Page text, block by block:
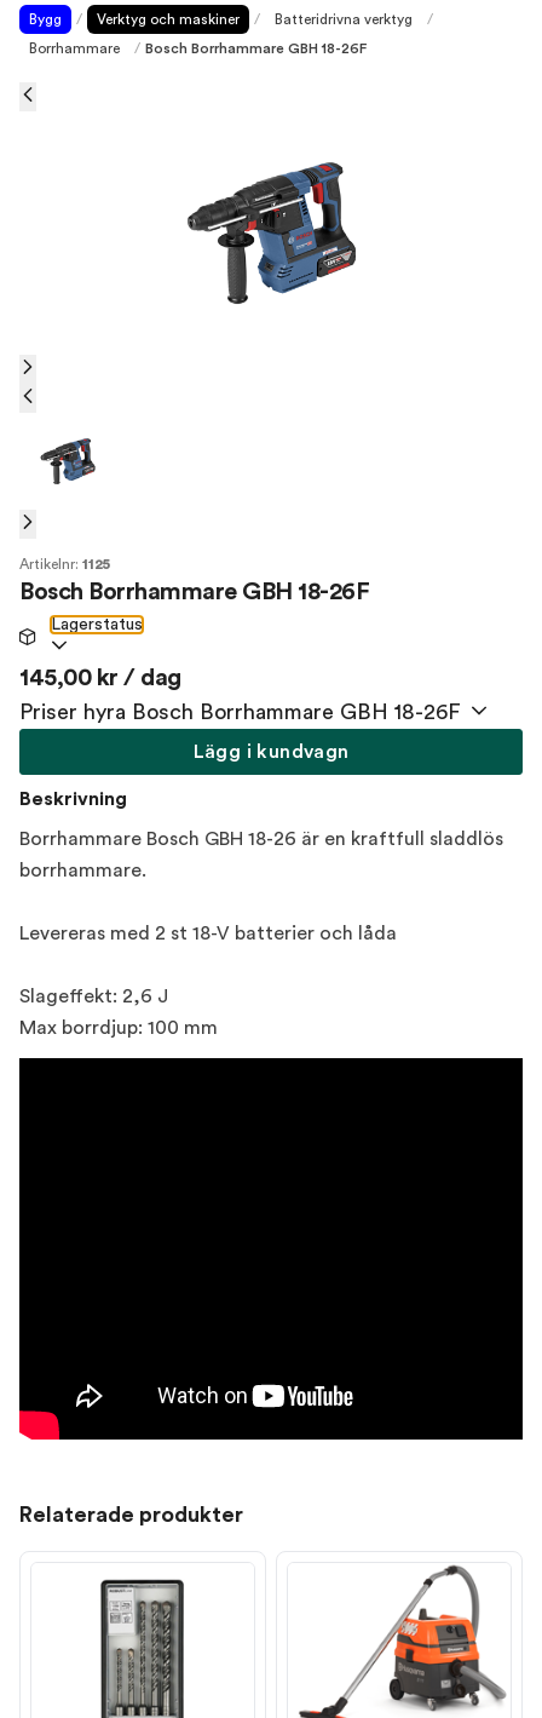
Bygg / Verktyg och maskiner / Batteridrivna verktyg
/
Borrhammare
/ Bosch Borrhammare GBH 18-26F
Artikelnr: 1125
Bosch Borrhammare GBH 18-26F
Lagerstatus
145,00 kr / dag
Priser hyra Bosch Borrhammare GBH 18-26F
Lägg i kundvagn
Beskrivning
Borrhammare Bosch GBH 18-26 är en kraftfull sladdlös
borrhammare.
Levereras med 2 st 18-V batterier och låda
Slageffekt: 2,6 J
Max borrdjup: 100 mm
Relaterade produkter